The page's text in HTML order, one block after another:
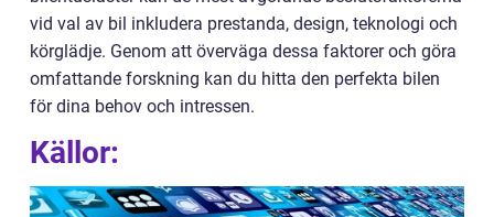
vid val av bil inkludera prestanda, design, teknologi och
körglädje. Genom att överväga dessa faktorer och göra
omfattande forskning kan du hitta den perfekta bilen
för dina behov och intressen.
Källor: